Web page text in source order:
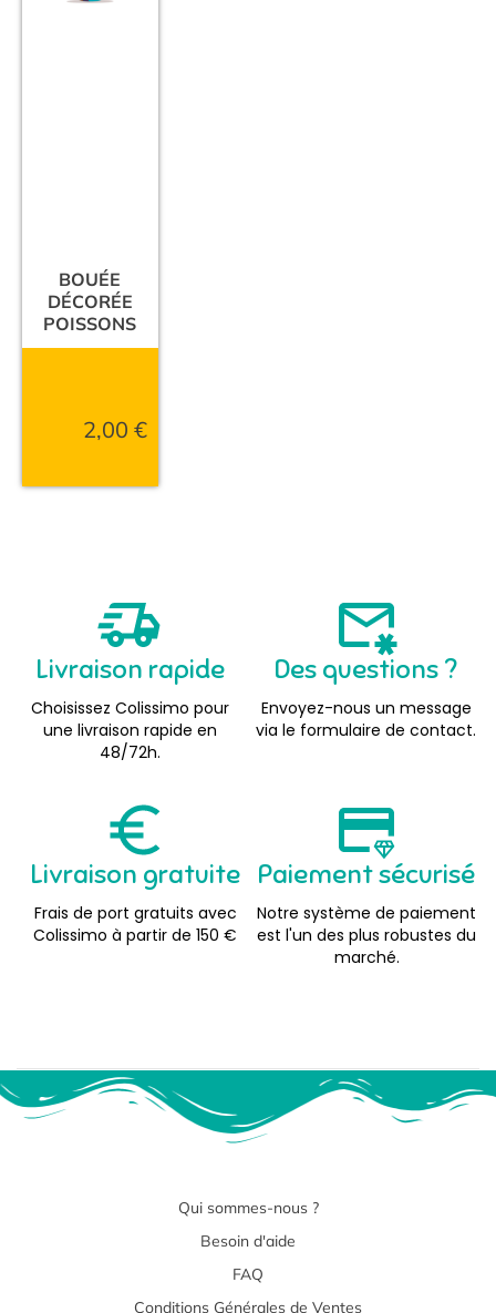
BOUÉE
DÉCORÉE
POISSONS
2,00 €
Livraison rapide
Choisissez Colissimo pour
une livraison rapide en
48/72h.
Des questions ?
Envoyez-nous un message
via le formulaire de contact.
Livraison gratuite
Frais de port gratuits avec
Colissimo à partir de 150 €
Paiement sécurisé
Notre système de paiement
est l'un des plus robustes du
marché.
Qui sommes-nous ?
Besoin d'aide
FAQ
Conditions Générales de Ventes